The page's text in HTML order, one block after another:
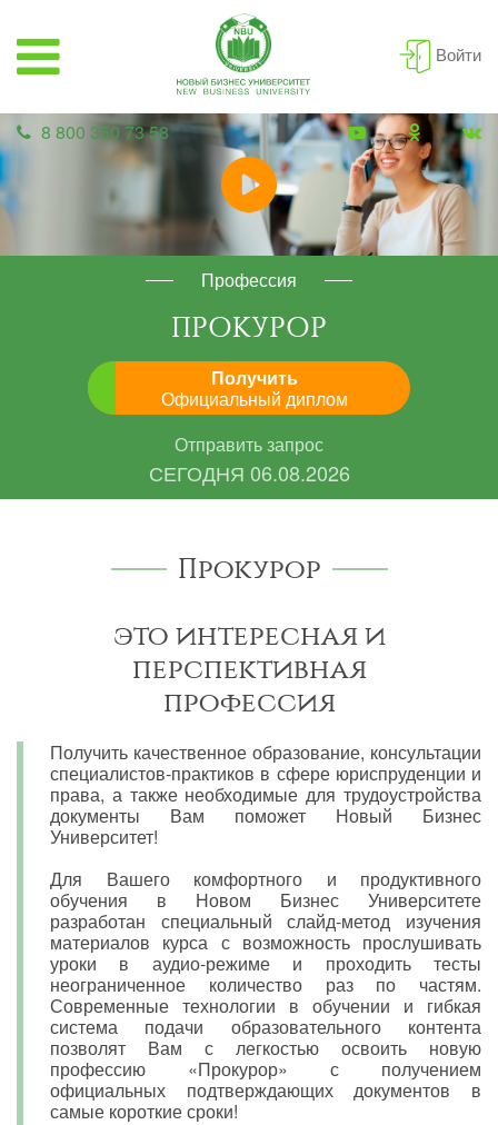
Войти
8 800 350 73 58
Профессия
ПРОКУРОР
Получить
Официальный диплом
Отправить запрос
СЕГОДНЯ 06.08.2026
Прокурор
это интересная и
перспективная
профессия
Получить качественное образование, консультации
специалистов-практиков в сфере юриспруденции и
права, а также необходимые для трудоустройства
документы Вам поможет Новый Бизнес
Университет!
Для Вашего комфортного и продуктивного
обучения в Новом Бизнес Университете
разработан специальный слайд-метод изучения
материалов курса с возможность прослушивать
уроки в аудио-режиме и проходить тесты
неограниченное количество раз по частям.
Современные технологии в обучении и гибкая
система подачи образовательного контента
позволят Вам с легкостью освоить новую
профессию «Прокурор» с получением
официальных подтверждающих документов в
самые короткие сроки!